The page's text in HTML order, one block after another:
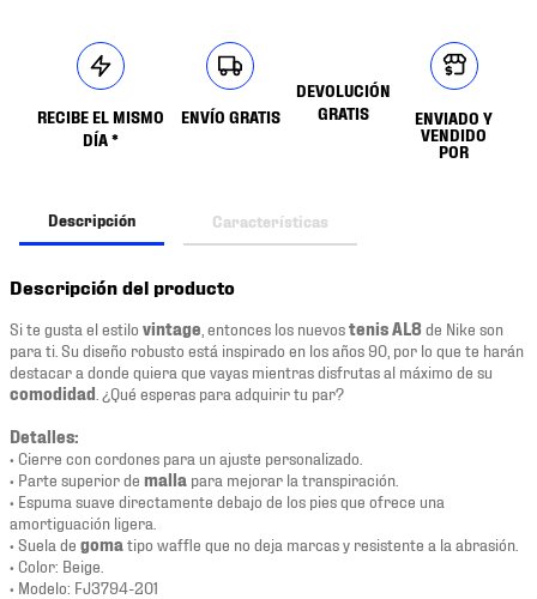
RECIBE EL MISMO
DÍA *
ENVÍO GRATIS
DEVOLUCIÓN
GRATIS
ENVIADO Y
VENDIDO
POR
Descripción Características
Descripción del producto
Si te gusta el estilo vintage , entonces los nuevostenis AL8de Nike son
para ti. Su diseño robusto está inspirado en los años 90, por lo que te harán
destacar a donde quiera que vayas mientras disfrutas al máximo de su
comodidad . ¿Qué esperas para adquirir tu par?
Detalles:
• Cierre con cordones para un ajuste personalizado.
• Parte superior de malla para mejorar la transpiración.
• Espuma suave directamente debajo de los pies que ofrece una
amortiguación ligera.
• Suela de goma tipo waffle que no deja marcas y resistente a la abrasión.
• Color: Beige.
• Modelo: FJ3794-201